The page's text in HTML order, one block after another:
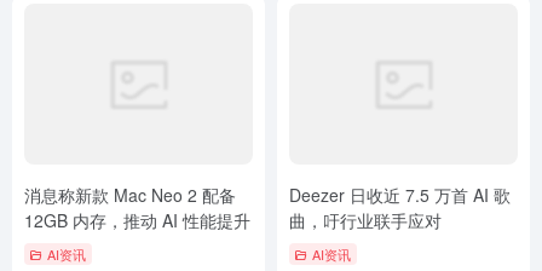
消息称新款 Mac Neo 2 配备
12GB 内存，推动 AI 性能提升
AI资讯
Deezer 日收近 7.5 万首 AI 歌
曲，吁行业联手应对
AI资讯